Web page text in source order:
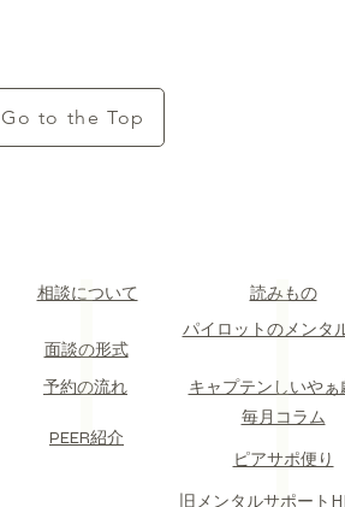
Go to the Top
​相談について
​面談の形式
​予約の流れ
PEER紹介
​読みもの
キャプテンしいやぁ
パイロットのメンタ
​ピアサポ便り
旧メンタルサポート
​毎月コラム